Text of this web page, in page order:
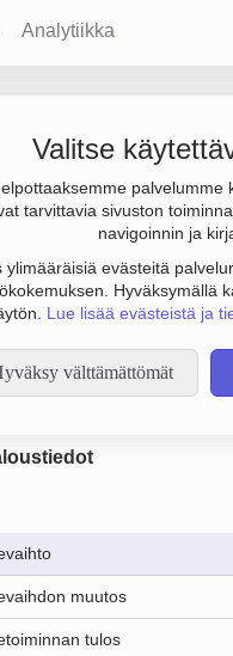
Analytiikka
Valitse
palvelumme
tarvittavia sivuston
navigoinnin ja
ylimääräisiä evästeitä
Hyväksymällä
Lue lisää evästeistä ja
välttämättömät
Sen päätoimiala on
(OY).
Oy
muutos
tulos